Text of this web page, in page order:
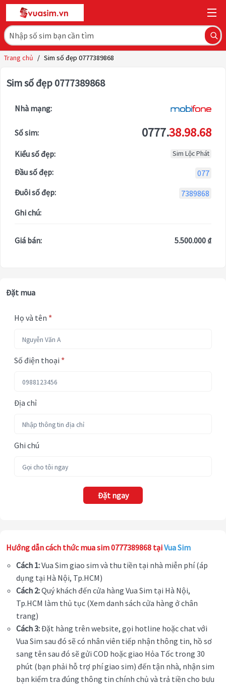
Trang chủ / Sim số đẹp 0777389868
Sim số đẹp 0777389868
Nhà mạng:
Số sim: 0777.38.98.68
Kiểu số đẹp: Sim Lộc Phát
Đầu số đẹp:
077
Đuôi số đẹp:
7389868
Ghi chú:
Giá bán: 5.500.000 ₫
Đặt mua
Họ và tên *
Số điện thoại *
Địa chỉ
Ghi chú
Đặt ngay
Hướng dẫn cách thức mua sim 0777389868 tạiVua Sim
Cách 1:Vua Sim giao sim và thu tiền tại nhà miễn phí (áp
dụng tại Hà Nội, Tp.HCM)
Cách 2:Quý khách đến cửa hàng Vua Sim tại Hà Nội,
Tp.HCM làm thủ tục (Xem danh sách cửa hàng ở chân
trang)
Cách 3:Đặt hàng trên website, gọi hotline hoặc chat với
Vua Sim sau đó sẽ có nhân viên tiếp nhận thông tin, hồ sơ
sang tên sau đó sẽ gửi COD hoặc giao Hỏa Tốc trong 30
phút (bạn phải hỗ trợ phí giao sim) đến tận nhà, nhận sim
bạn kiểm tra đúng thông tin chính chủ và trả tiền cho bưu